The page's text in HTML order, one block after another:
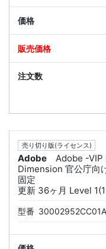
売り切り版(ライセンス)
Adobe
Adobe -VIP
Dimension 官公庁向
固定
更新 36ヶ月 Level
型番